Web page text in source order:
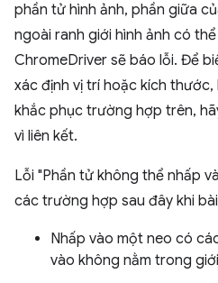
phần tử hình ảnh, phần giữa
ngoài ranh giới hình ảnh có
ChromeDriver sẽ báo lỗi. Để
xác định vị trí hoặc kích
khắc phục trường hợp trên,
vì liên kết.
Lỗi "Phần tử không thể nhấp
các trường hợp sau đây khi
Nhấp vào một neo có
vào không nằm trong